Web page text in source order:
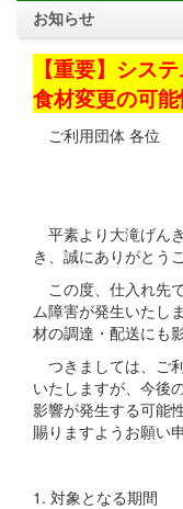
お知らせ
【重要】シス
食材変更の可能
ご利用団体 各位
平素より大滝げん
き、誠にありがとう
この度、仕入れ先
ム障害が発生いたし
材の調達・配送にも
つきましては、ご
いたしますが、今後
影響が発生する可能
賜りますようお願い
1. 対象となる期間